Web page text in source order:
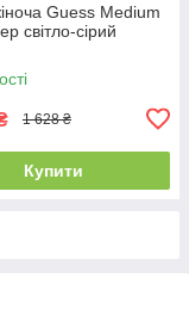
Guess Medium
світло-сірий
1 628 ₴
Купити